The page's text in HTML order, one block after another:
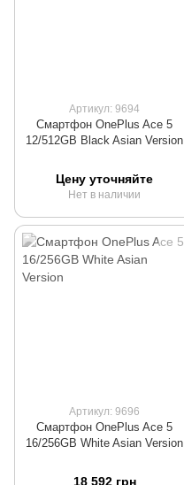
Артикул: 9694
Смартфон OnePlus Ace 5
12/512GB Black Asian Version
Цену уточняйте
Нет в наличии
Артикул: 9696
Смартфон OnePlus Ace 5
16/256GB White Asian Version
18 592 грн